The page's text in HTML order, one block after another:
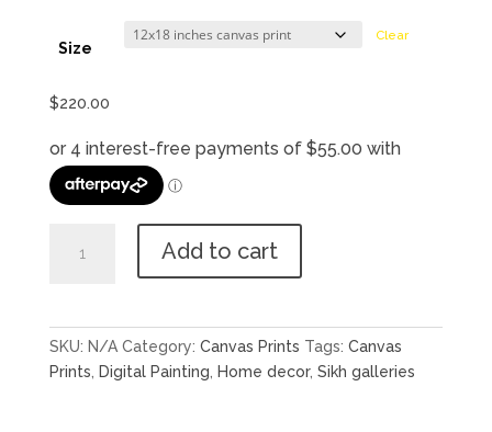
Size
Clear
$220.00
Namo
Judh
Add to cart
SKU: N/A Category: Canvas Prints Tags: Canvas
Prints, Digital Painting, Home decor, Sikh galleries